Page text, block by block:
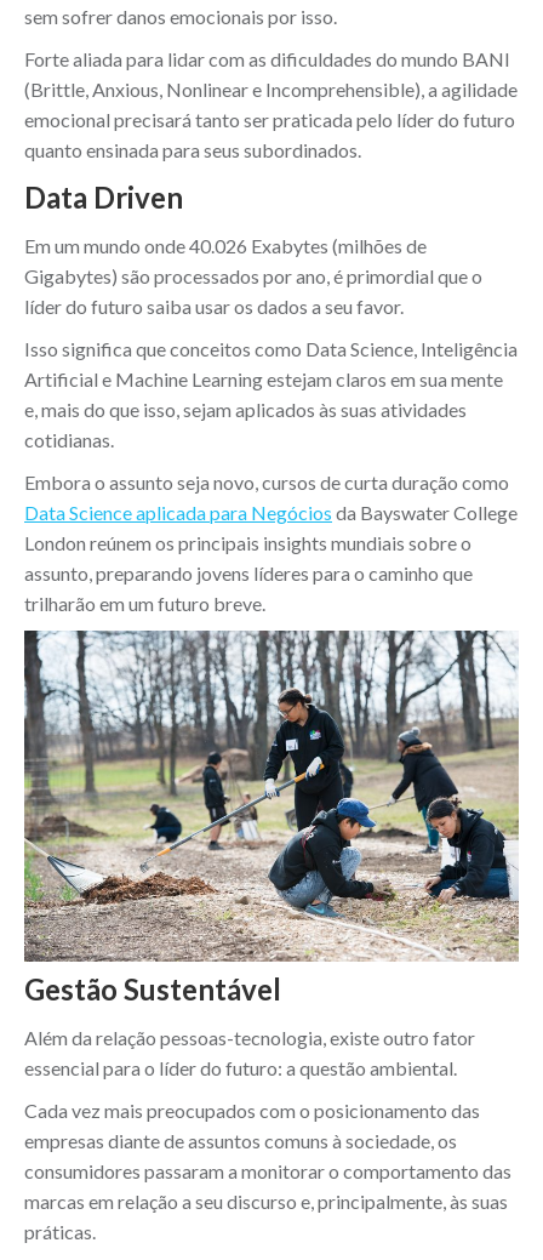
sem sofrer danos emocionais por isso.
Forte aliada para lidar com as dificuldades do mundo BANI
(Brittle, Anxious, Nonlinear e Incomprehensible), a agilidade
emocional precisará tanto ser praticada pelo líder do futuro
quanto ensinada para seus subordinados.
Data Driven
Em um mundo onde 40.026 Exabytes (milhões de
Gigabytes) são processados por ano, é primordial que o
líder do futuro saiba usar os dados a seu favor.
Isso significa que conceitos como Data Science, Inteligência
Artificial e Machine Learning estejam claros em sua mente
e, mais do que isso, sejam aplicados às suas atividades
cotidianas.
Embora o assunto seja novo, cursos de curta duração como
Data Science aplicada para Negócios da Bayswater College
London reúnem os principais insights mundiais sobre o
assunto, preparando jovens líderes para o caminho que
trilharão em um futuro breve.
Gestão Sustentável
Além da relação pessoas-tecnologia, existe outro fator
essencial para o líder do futuro: a questão ambiental.
Cada vez mais preocupados com o posicionamento das
empresas diante de assuntos comuns à sociedade, os
consumidores passaram a monitorar o comportamento das
marcas em relação a seu discurso e, principalmente, às suas
práticas.